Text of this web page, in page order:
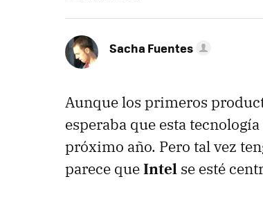
Sacha Fuentes
Aunque los primeros
esperaba que esta
próximo año. Pero tal vez
parece queIntel se esté